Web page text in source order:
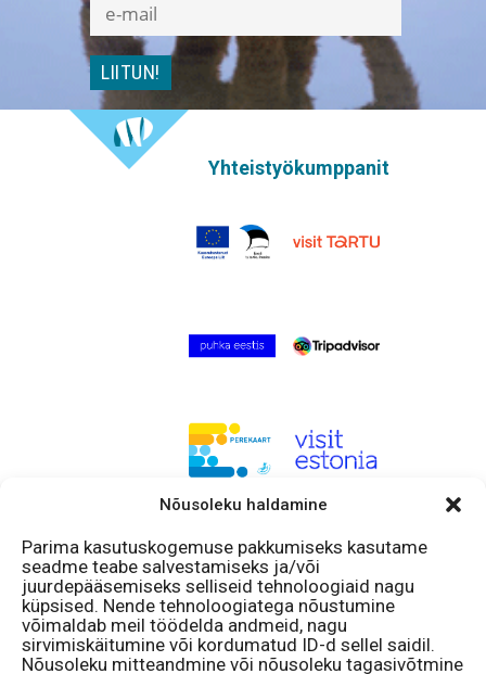
Nõusoleku haldamine
Parima kasutuskogemuse pakkumiseks kasutame
seadme teabe salvestamiseks ja/või
juurdepääsemiseks selliseid tehnoloogiaid nagu
küpsised. Nende tehnoloogiatega nõustumine
võimaldab meil töödelda andmeid, nagu
sirvimiskäitumine või kordumatud ID-d sellel saidil.
Nõusoleku mitteandmine või nõusoleku tagasivõtmine
Yhteistyökumppanit
Ala faniksi
Facebook
Instagram
Olemme avoinna
11 – 18